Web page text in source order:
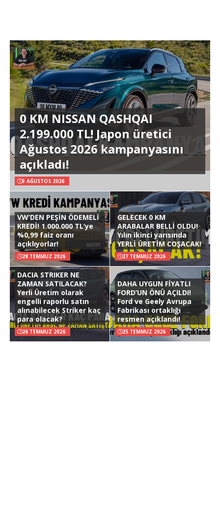
0 KM NISSAN QASHQAI
2.199.000 TL! Japon üretici
Ağustos 2026 kampanyasını
açıkladı!
3 AĞUSTOS 2026
VW’DEN PEŞİN ÖDEMELİ
KREDİ! 1.000.000 TL’ye
%0,99 faiz oranı
açıklıyorlar!
28 TEMMUZ 2026
GELECEK 0 KM
ARABALAR BELLİ OLDU!
Yılın ikinci yarısında
YERLİ ÜRETİM COŞACAK!
27 TEMMUZ 2026
DACIA STRIKER NE
ZAMAN SATILACAK?
Yerli Üretim olarak
engelli raporlu satın
alınabilecek Striker kaç
para olacak?
26 TEMMUZ 2026
DAHA UYGUN FİYATLI
FORD’UN ÖNÜ AÇILDI!
Ford ve Geely Avrupa
Fabrikası ortaklığı
resmen açıklandı!
25 TEMMUZ 2026